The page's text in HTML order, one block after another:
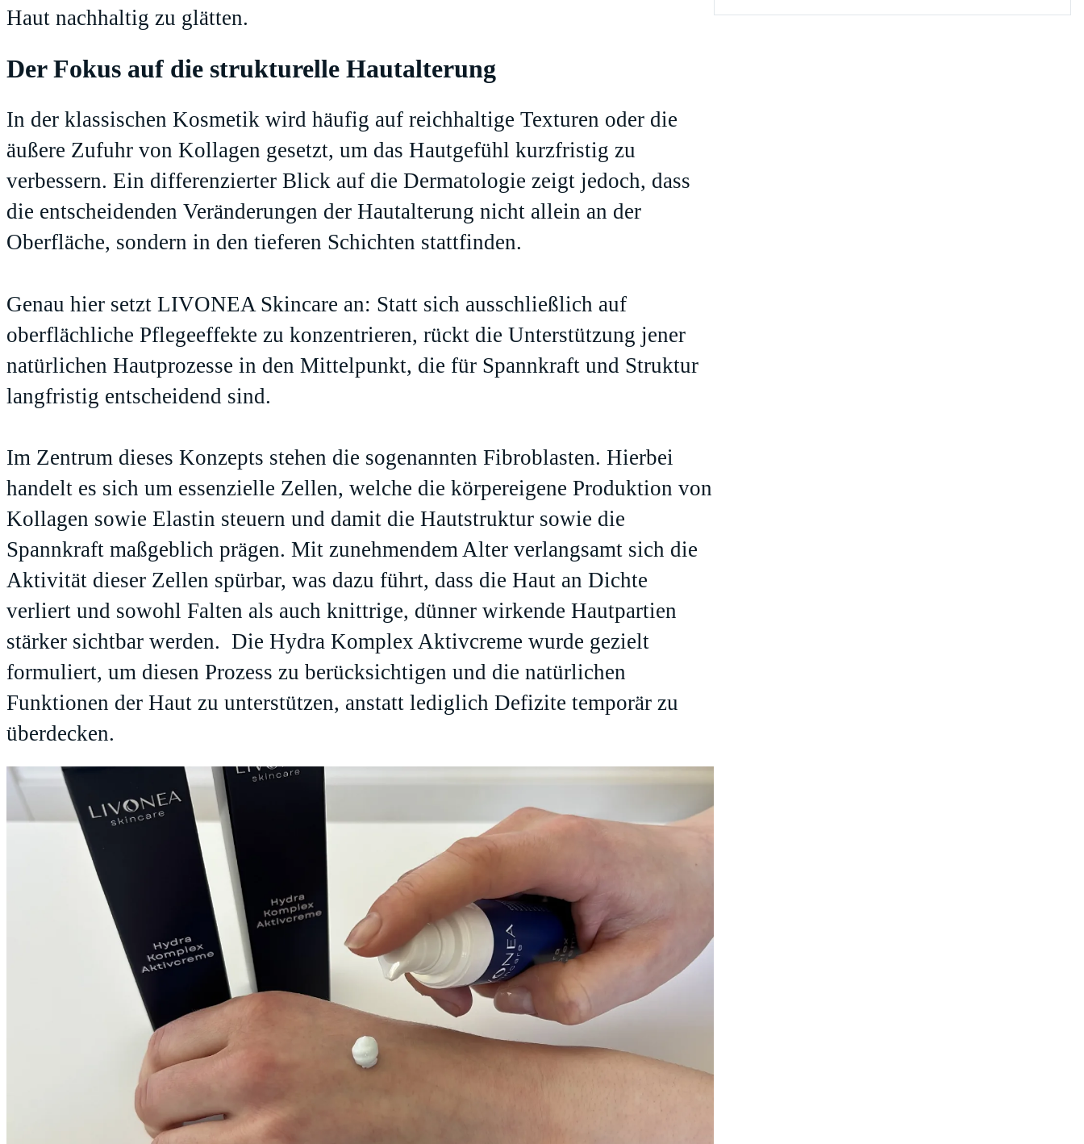
Haut nachhaltig zu glätten.
Der Fokus auf die strukturelle Hautalterung
In der klassischen Kosmetik wird häufig auf reichhaltige Texturen oder die
äußere Zufuhr von Kollagen gesetzt, um das Hautgefühl kurzfristig zu
verbessern. Ein differenzierter Blick auf die Dermatologie zeigt jedoch, dass
die entscheidenden Veränderungen der Hautalterung nicht allein an der
Oberfläche, sondern in den tieferen Schichten stattfinden.
Genau hier setzt LIVONEA Skincare an: Statt sich ausschließlich auf
oberflächliche Pflegeeffekte zu konzentrieren, rückt die Unterstützung jener
natürlichen Hautprozesse in den Mittelpunkt, die für Spannkraft und Struktur
langfristig entscheidend sind.
Im Zentrum dieses Konzepts stehen die sogenannten Fibroblasten. Hierbei
handelt es sich um essenzielle Zellen, welche die körpereigene Produktion von
Kollagen sowie Elastin steuern und damit die Hautstruktur sowie die
Spannkraft maßgeblich prägen. Mit zunehmendem Alter verlangsamt sich die
Aktivität dieser Zellen spürbar, was dazu führt, dass die Haut an Dichte
verliert und sowohl Falten als auch knittrige, dünner wirkende Hautpartien
stärker sichtbar werden. Die Hydra Komplex Aktivcreme wurde gezielt
formuliert, um diesen Prozess zu berücksichtigen und die natürlichen
Funktionen der Haut zu unterstützen, anstatt lediglich Defizite temporär zu
überdecken.